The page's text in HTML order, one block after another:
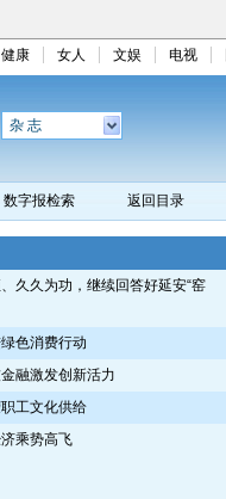
健康 女人 文娱 电视
杂 志
数字报检索 返回目录
久久为功，继续回答好延安“窑
色消费行动
融激发创新活力
职工文化供给
济乘势高飞